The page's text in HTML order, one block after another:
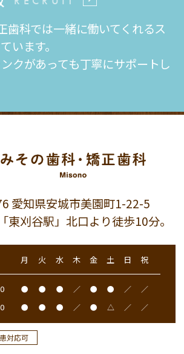
歯科では一緒に働いてくれるス
います。
クがあっても丁寧にサポートし
愛知県安城市美園町1-22-5
東刈谷駅」北口より徒歩10分。
月 火 水 木 金 土 日 祝
● ● ● ／ ● ● ／ ／
● ● ● ／ ● △ ／ ／
対応可